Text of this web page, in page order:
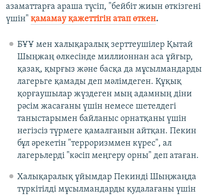
азаматтарға араша түсіп, "бейбіт жиын өткізгені
үшін" қамамау қажеттігін атап өткен.
БҰҰ мен халықаралық зерттеушілер Қытай
Шыңжаң өлкесінде миллионнан аса ұйғыр,
қазақ, қырғыз және басқа да мұсылмандарды
лагерьге қамады деп мәлімдеген. Құқық
қорғаушылар жүздеген мың адамның діни
рәсім жасағаны үшін немесе шетелдегі
таныстарымен байланыс орнатқаны үшін
негізсіз түрмеге қамалғанын айтқан. Пекин
бұл әрекетін "терроризммен күрес", ал
лагерьлерді "кәсіп меңгеру орны" деп атаған.
Халықаралық ұйымдар Пекинді Шыңжаңда
түркітілді мұсылмандарды қудалағаны үшін